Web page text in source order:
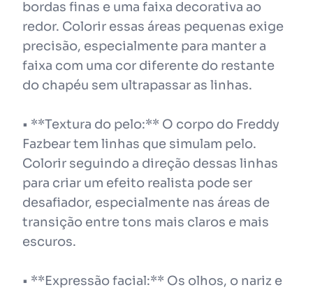
bordas finas e uma faixa decorativa ao
redor. Colorir essas áreas pequenas exige
precisão, especialmente para manter a
faixa com uma cor diferente do restante
do chapéu sem ultrapassar as linhas.
• **Textura do pelo:** O corpo do Freddy
Fazbear tem linhas que simulam pelo.
Colorir seguindo a direção dessas linhas
para criar um efeito realista pode ser
desafiador, especialmente nas áreas de
transição entre tons mais claros e mais
escuros.
• **Expressão facial:** Os olhos, o nariz e